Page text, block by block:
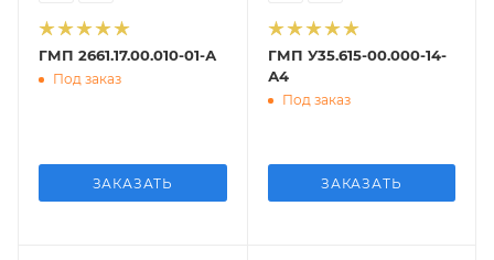
ГМП 2661.17.00.010-01-А
Под заказ
ЗАКАЗАТЬ
ГМП У35.615-00.000-14-
А4
Под заказ
ЗАКАЗАТЬ